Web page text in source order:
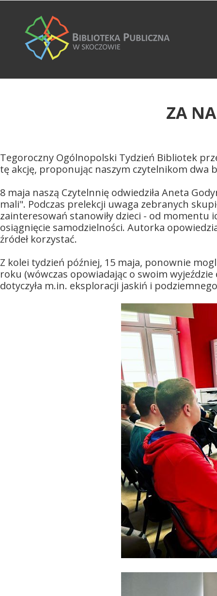
Tegoroczny Ogólnopolski Tydzień Bibliotek
tę akcję, proponując naszym czytelnikom dwa
8 maja naszą Czytelnnię odwiedziła Aneta
mali". Podczas prelekcji uwaga zebranych
zainteresowań stanowiły dzieci - od momentu
osiągnięcie samodzielności. Autorka
źródeł korzystać.
Z kolei tydzień później, 15 maja, ponownie
roku (wówczas opowiadając o swoim
dotyczyła m.in. eksploracji jaskiń i
ZA